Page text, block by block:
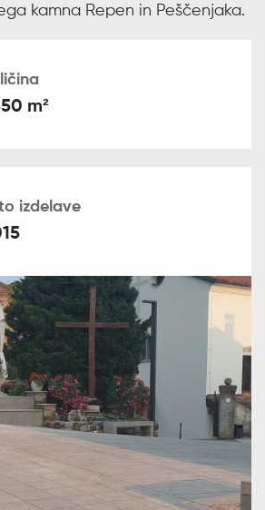
kamna Repen in Peščenjaka.
m²
izdelave